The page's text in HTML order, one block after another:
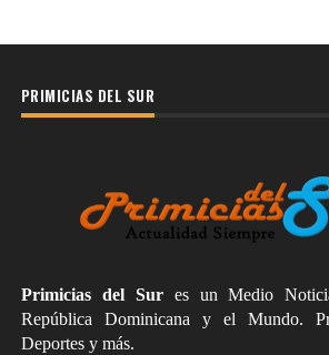
PRIMICIAS DEL SUR
Primicias del Sures un Medio
República Dominicana y el Mundo.
Deportes y más.